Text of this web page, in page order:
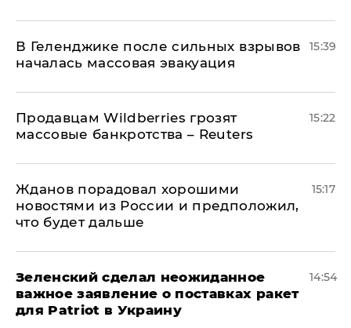
В Геленджике после сильных взрывов
началась массовая эвакуация
15:39
Продавцам Wildberries грозят
массовые банкротства – Reuters
15:22
Жданов порадовал хорошими
новостями из России и предположил,
что будет дальше
15:17
Зеленский сделал неожиданное
важное заявление о поставках ракет
для Patriot в Украину
14:54